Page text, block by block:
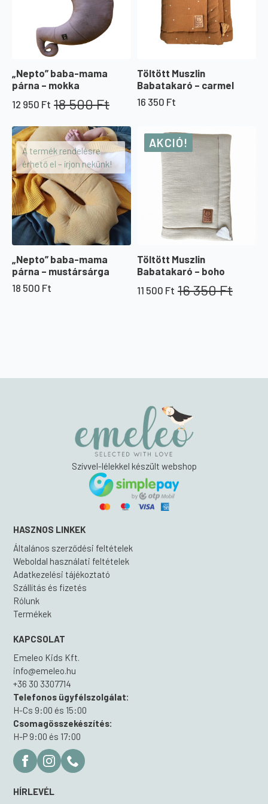
„Nepto” baba-mama
párna – mokka
18 500Ft
Original
was:
18
500 Ft.
12 950 Ft
Current
is:
12
950 Ft.
Töltött Muszlin
Babatakaró – carmel
16 350 Ft
A termék rendelésre
érhető el – írjon nekünk!
„Nepto” baba-mama
párna – mustársárga
18 500 Ft
AKCIÓ!
Töltött Muszlin
Babatakaró – boho
16 350Ft
Original
11 500 Ft
Current
Szívvel-lélekkel készült webshop
HASZNOS LINKEK
Általános szerződési feltételek
Weboldal használati feltételek
Adatkezelési tájékoztató
Szállítás és fizetés
Rólunk
Termékek
KAPCSOLAT
Emeleo Kids Kft.
info@emeleo.hu
+36 30 3307714
Telefonos ügyfélszolgálat:
H-Cs 9:00 és 15:00
Csomagösszekészítés:
H-P 9:00 és 17:00
HÍRLEVÉL